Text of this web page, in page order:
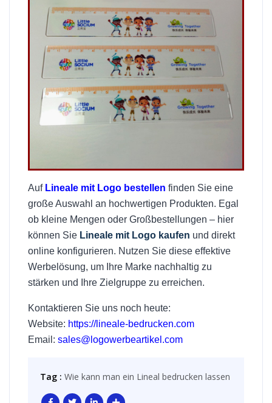
Auf Lineale mit Logo bestellen finden Sie eine
große Auswahl an hochwertigen Produkten. Egal
ob kleine Mengen oder Großbestellungen – hier
können Sie Lineale mit Logo kaufen und direkt
online konfigurieren. Nutzen Sie diese effektive
Werbelösung, um Ihre Marke nachhaltig zu
stärken und Ihre Zielgruppe zu erreichen.
Kontaktieren Sie uns noch heute:
Website: https://lineale-bedrucken.com
Email: sales@logowerbeartikel.com
Tag : Wie kann man ein Lineal bedrucken lassen